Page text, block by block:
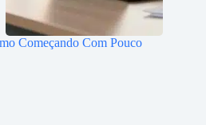
Começando Com Pouco